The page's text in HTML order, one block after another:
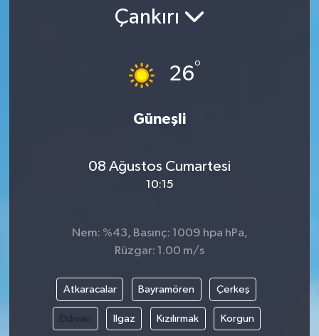
Çankırı
26°
Güneşli
08 Ağustos Cumartesi
10:15
Nem: %43, Basınç: 1009 hpa hPa,
Rüzgar: 1.00 m/s
Atkaracalar Bayramören Çerkeş
Eldivan Ilgaz Kızılırmak Korgun